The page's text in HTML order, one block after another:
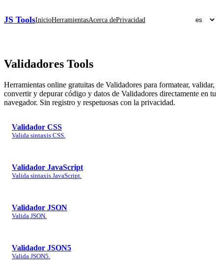
JS ToolsInicioHerramientasAcerca dePrivacidad
Validadores Tools
Herramientas online gratuitas de Validadores para formatear, validar,
convertir y depurar código y datos de Validadores directamente en tu
navegador. Sin registro y respetuosas con la privacidad.
Validador CSS
Valida sintaxis CSS.
Validador JavaScript
Valida sintaxis JavaScript.
Validador JSON
Valida JSON.
Validador JSON5
Valida JSON5.